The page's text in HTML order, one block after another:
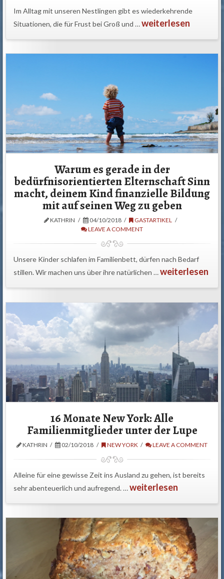
Im Alltag mit unseren Nestlingen gibt es wiederkehrende
Situationen, die für Frust bei Groß und …weiterlesen
Warum es gerade in der
bedürfnisorientierten Elternschaft Sinn
macht, deinem Kind finanzielle Bildung
mit auf seinen Weg zu geben
KATHRIN 04/10/2018
GASTARTIKEL
LEAVE A COMMENT
Unsere Kinder schlafen im Familienbett, dürfen nach Bedarf
stillen. Wir machen uns über ihre natürlichen …weiterlesen
16 Monate New York: Alle
Familienmitglieder unter der Lupe
KATHRIN 02/10/2018 NEW YORK LEAVE A COMMENT
Alleine für eine gewisse Zeit ins Ausland zu gehen, ist bereits
sehr abenteuerlich und aufregend. …weiterlesen